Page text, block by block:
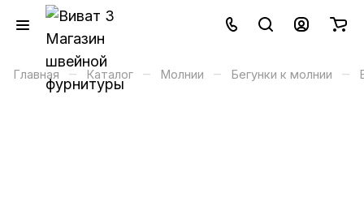
Главная – Каталог – Молнии – Бегунки к молнии –